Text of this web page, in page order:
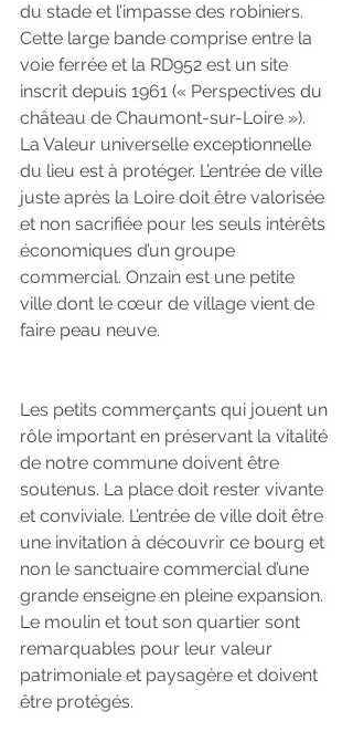
du stade et l’impasse des robiniers.
Cette large bande comprise entre la
voie ferrée et la RD952 est un site
inscrit depuis 1961 (« Perspectives du
château de Chaumont-sur-Loire »).
La Valeur universelle exceptionnelle
du lieu est à protéger. L’entrée de ville
juste après la Loire doit être valorisée
et non sacrifiée pour les seuls intérêts
économiques d’un groupe
commercial. Onzain est une petite
ville dont le cœur de village vient de
faire peau neuve.
Les petits commerçants qui jouent un
rôle important en préservant la vitalité
de notre commune doivent être
soutenus. La place doit rester vivante
et conviviale. L’entrée de ville doit être
une invitation à découvrir ce bourg et
non le sanctuaire commercial d’une
grande enseigne en pleine expansion.
Le moulin et tout son quartier sont
remarquables pour leur valeur
patrimoniale et paysagère et doivent
être protégés.